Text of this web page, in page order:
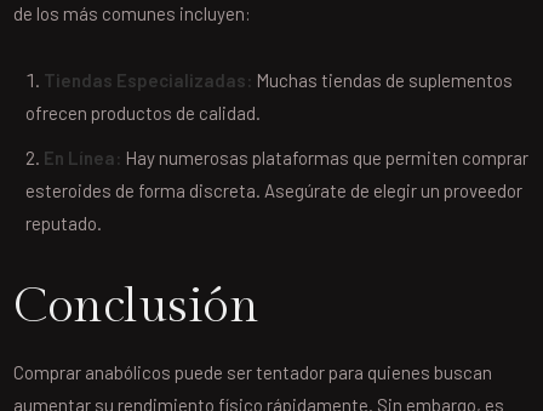
de los más comunes incluyen:
Tiendas Especializadas: Muchas tiendas de suplementos
ofrecen productos de calidad.
En Línea: Hay numerosas plataformas que permiten comprar
esteroides de forma discreta. Asegúrate de elegir un proveedor
reputado.
Conclusión
Comprar anabólicos puede ser tentador para quienes buscan
aumentar su rendimiento físico rápidamente. Sin embargo, es